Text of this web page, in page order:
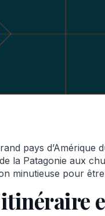
pays
la Patagonie aux
minutieuse pour